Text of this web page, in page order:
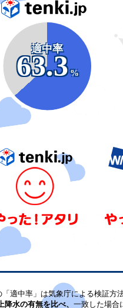
適中率
63.3
%
「適中率」は気象庁による検証方
水の有無を比べ、 一致した場合